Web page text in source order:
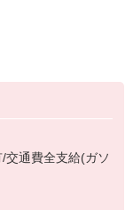
通費全支給(ガソ